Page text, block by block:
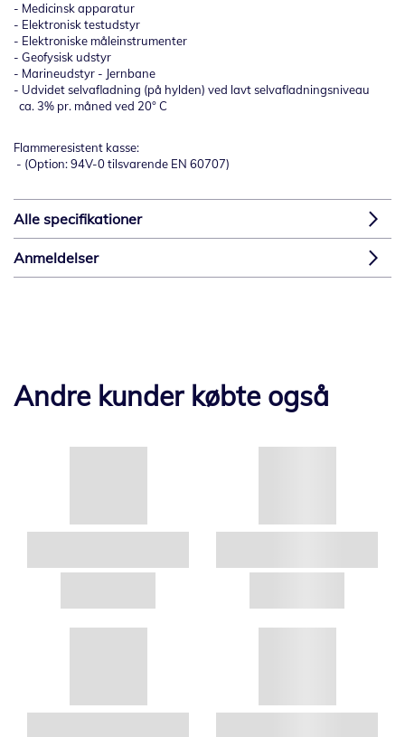
- Medicinsk apparatur
- Elektronisk testudstyr
- Elektroniske måleinstrumenter
- Geofysisk udstyr
- Marineudstyr - Jernbane
- Udvidet selvafladning (på hylden) ved lavt selvafladningsniveau
ca. 3% pr. måned ved 20° C
Flammeresistent kasse:
- (Option: 94V-0 tilsvarende EN 60707)
Alle specifikationer
Anmeldelser
Andre kunder købte også